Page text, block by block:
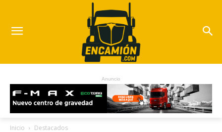
Anuncio
Inicio Destacados